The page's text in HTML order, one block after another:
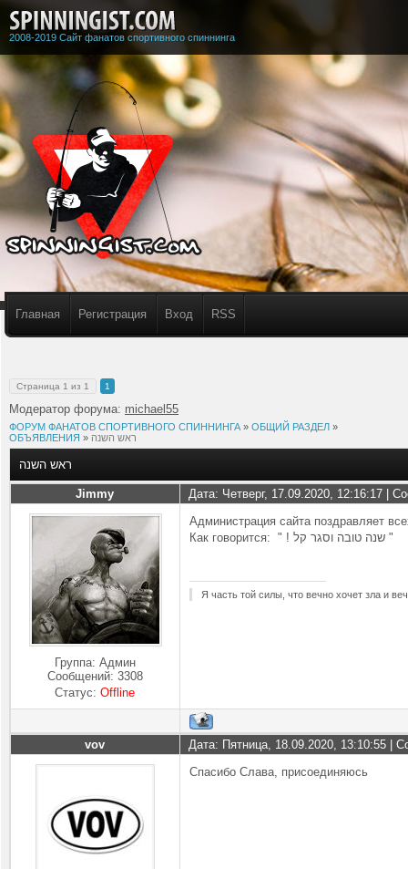
2008-2019 Сайт фанатов спортивного спиннинга
Главная Регистрация Вход RSS
Страница 1 из 1 1
Модератор форума: michael55
ФОРУМ ФАНАТОВ СПОРТИВНОГО СПИННИНГА » ОБЩИЙ РАЗДЕЛ »
ОБЪЯВЛЕНИЯ » ראש השנה
ראש השנה
Jimmy Дата: Четверг, 17.09.2020, 12:16:17 |
Группа: Админ
Сообщений: 3308
Статус:Offline
Администрация сайта поздравляет
Как говорится: " ! שנה טובה וסגר קל "
Я часть той силы, что вечно хочет зла и
vov Дата: Пятница, 18.09.2020, 13:10:55 |
Спасибо Слава, присоединяюсь